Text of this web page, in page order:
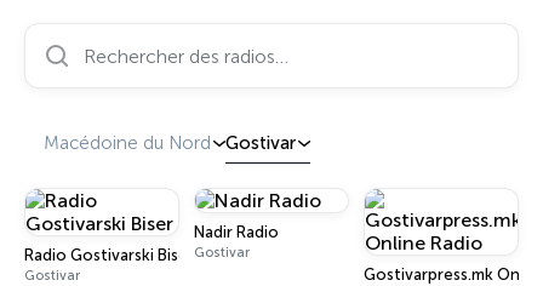
Rechercher des radios…
Macédoine du Nord Gostivar
Radio Gostivarski Biser
Gostivar
Nadir Radio
Gostivar
Gostivarpress.mk